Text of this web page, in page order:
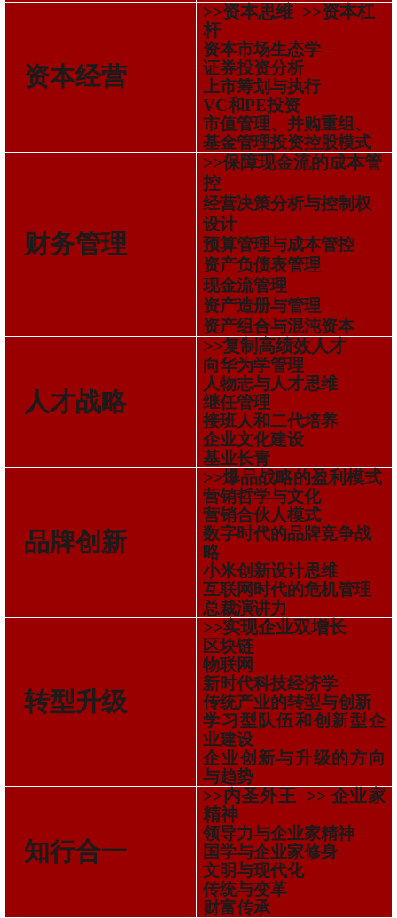
资本经营
>>资本思维 >>资本杠
杆
资本市场生态学
证券投资分析
上市筹划与执行
VC和PE投资
市值管理、并购重组、
基金管理投资控股模式
财务管理
>>保障现金流的成本管
控
经营决策分析与控制权
设计
预算管理与成本管控
资产负债表管理
现金流管理
资产造册与管理
资产组合与混沌资本
人才战略
>>复制高绩效人才
向华为学管理
人物志与人才思维
继任管理
接班人和二代培养
企业文化建设
基业长青
品牌创新
>>爆品战略的盈利模式
营销哲学与文化
营销合伙人模式
数字时代的品牌竞争战
略
小米创新设计思维
互联网时代的危机管理
总裁演讲力
转型升级
>>实现企业双增长
区块链
物联网
新时代科技经济学
传统产业的转型与创新
学习型队伍和创新型企
业建设
企业创新与升级的方向
与趋势
知行合一
>>内圣外王 >> 企业家
精神
领导力与企业家精神
国学与企业家修身
文明与现代化
传统与变革
财富传承